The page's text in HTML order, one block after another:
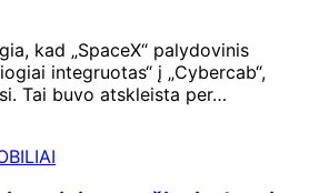
kad „SpaceX“ palydovinis
integruotas“ į „Cybercab“,
Tai buvo atskleista per…